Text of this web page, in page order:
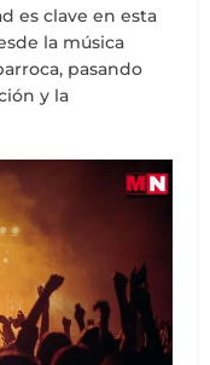
es clave en esta
la música
pasando
y la